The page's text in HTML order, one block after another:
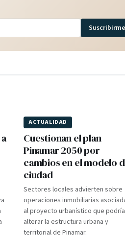
Suscribirme
ACTUALIDAD
Cuestionan el plan
Pinamar 2050 por
cambios en el modelo
ciudad
Sectores locales advierten sobre
operaciones inmobiliarias
al proyecto urbanístico que podría
alterar la estructura urbana y
territorial de Pinamar.